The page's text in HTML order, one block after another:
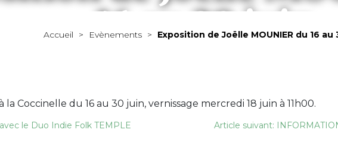
16 au 30 juin
Accueil > Evènements > Exposition de Joëlle MOUNIER du 16 au
la Coccinelle du 16 au 30 juin, vernissage mercredi 18 juin à 11h00.
le Duo Indie Folk TEMPLE Article suivant: